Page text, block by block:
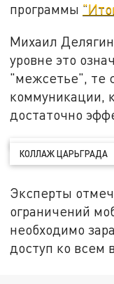
программы
Михаил
уровне это
"межсетье", те
коммуникации,
достаточно
КОЛЛАЖ ЦАРЬГРАДА
Эксперты
ограничений
необходимо
доступ ко